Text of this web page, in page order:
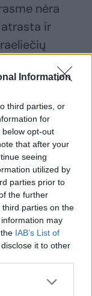
Information
third parties, or
for
opt-out
that after your
seeing
utilized by
parties prior to
the further
parties on the
may
IAB’s List of
it to other
nėra
ir
ir ne tik
įsitikinamai
nuobodi ar
Daug kas
šalimis.
tokie
– sako
kad
poilsio
atlikėja
ir kiti.